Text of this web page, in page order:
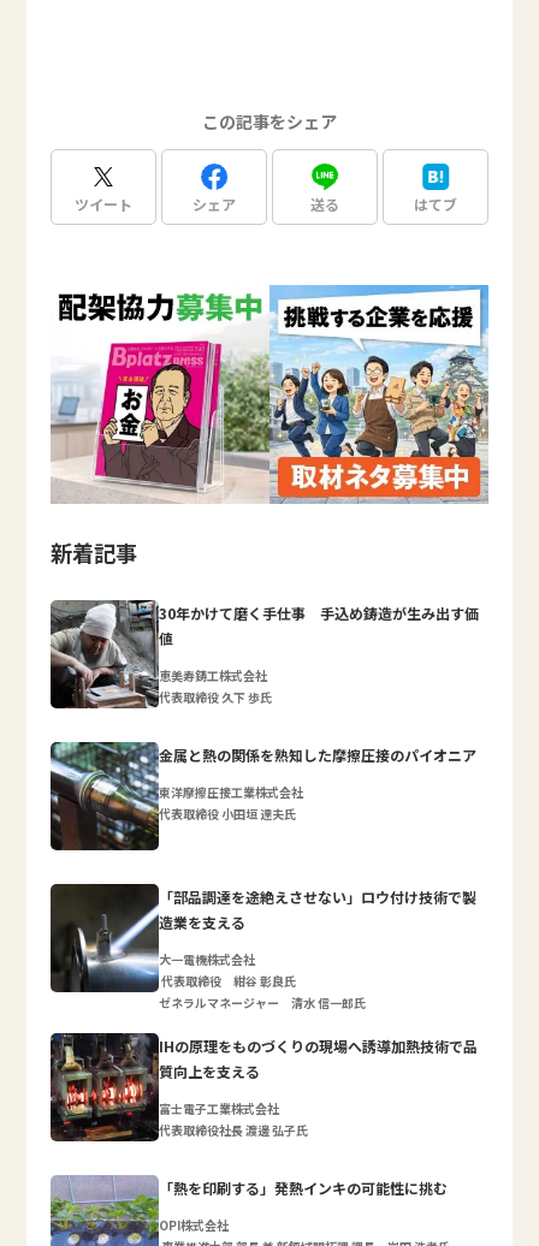
この記事をシェア
ツイート シェア 送る はてブ
新着記事
30年かけて磨く手仕事 手込め鋳造が生み出す価
値
恵美寿鋳工株式会社
代表取締役 久下 歩氏
金属と熱の関係を熟知した摩擦圧接のパイオニア
東洋摩擦圧接工業株式会社
代表取締役 小田垣 達夫氏
「部品調達を途絶えさせない」ロウ付け技術で製
造業を支える
大一電機株式会社
代表取締役 紺谷 彰良氏
ゼネラルマネージャー 清水 信一郎氏
IHの原理をものづくりの現場へ誘導加熱技術で品
質向上を支える
富士電子工業株式会社
代表取締役社長 渡邊 弘子氏
「熱を印刷する」発熱インキの可能性に挑む
OPI株式会社